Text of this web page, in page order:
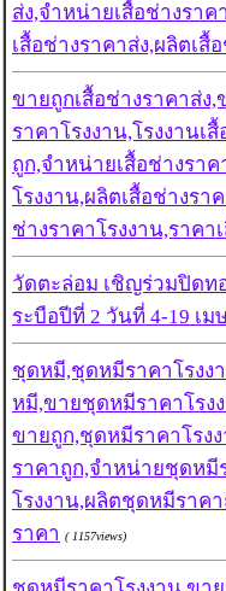
ส่ง,จำหน่ายเสื้อช่างราค
เสื้อช่างราคาส่ง,ผลิตเสื้
ขายถูกเสื้อช่างราคาส่ง,
ราคาโรงงาน,โรงงานเ
ถูก,จำหน่ายเสื้อช่างรา
โรงงาน,ผลิตเสื้อช่างรา
ช่างราคาโรงงาน,ราคา
วัดตะล่อม เชิญร่วมปิดท
ระบือปีที่ 2 วันที่ 4-19 เม
ชุดหมี,ชุดหมีราคาโรงง
หมี,ขายชุดหมีราคาโรง
ขายถูก,ชุดหมีราคาโร
ราคาถูก,จำหน่ายชุดหมี
โรงงาน,ผลิตชุดหมีราค
ราคา ( 1157views)